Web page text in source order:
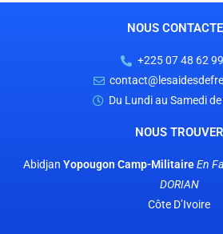
NOUS
+225 07 48 62
Du Lundi au Samedi
NOUS TROUVER
Abidjan Yopougon Camp-MilitaireEn
DORIAN
Côte D’Ivoire